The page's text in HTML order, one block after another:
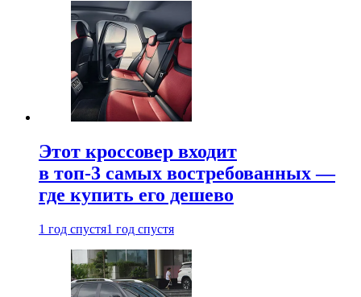
Этот кроссовер входит
в топ-3 самых востребованных —
где купить его дешево
1 год спустя1 год спустя